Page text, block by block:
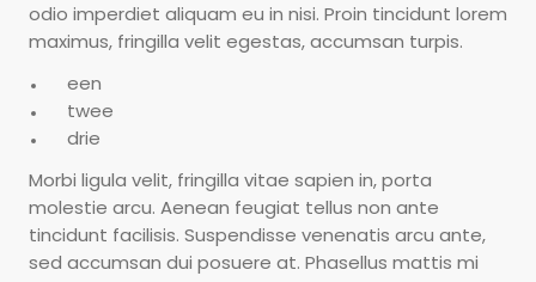
odio imperdiet aliquam eu in nisi. Proin tincidunt lorem
maximus, fringilla velit egestas, accumsan turpis.
een
twee
drie
Morbi ligula velit, fringilla vitae sapien in, porta
molestie arcu. Aenean feugiat tellus non ante
tincidunt facilisis. Suspendisse venenatis arcu ante,
sed accumsan dui posuere at. Phasellus mattis mi